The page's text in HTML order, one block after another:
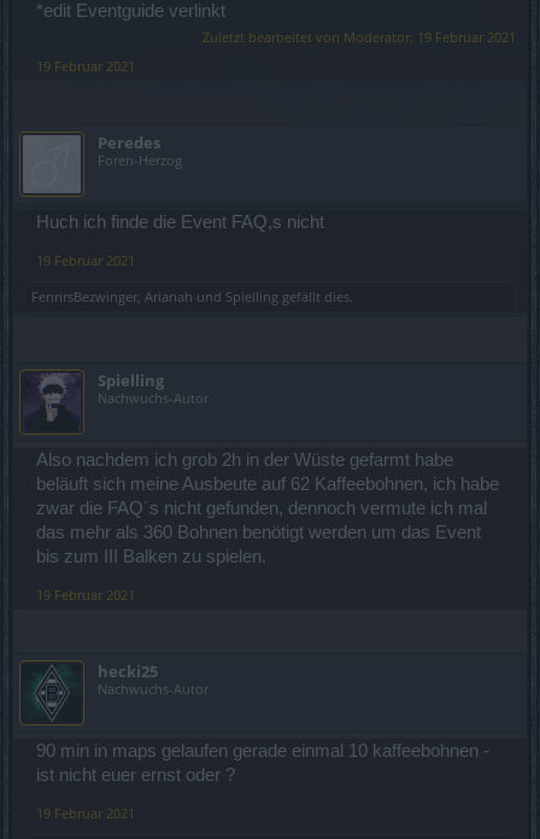
*edit Eventguide verlinkt
Zuletzt bearbeitet von Moderator: 19 Februar 2021
19 Februar 2021
Peredes
Foren-Herzog
Huch ich finde die Event FAQ,s nicht
19 Februar 2021
FenrirsBezwinger, Arianah und Spielling gefällt dies.
Spielling
Nachwuchs-Autor
Also nachdem ich grob 2h in der Wüste gefarmt habe
beläuft sich meine Ausbeute auf 62 Kaffeebohnen, ich habe
zwar die FAQ´s nicht gefunden, dennoch vermute ich mal
das mehr als 360 Bohnen benötigt werden um das Event
bis zum III Balken zu spielen.
19 Februar 2021
hecki25
Nachwuchs-Autor
90 min in maps gelaufen gerade einmal 10 kaffeebohnen -
ist nicht euer ernst oder ?
19 Februar 2021